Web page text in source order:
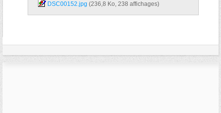
DSC00152.jpg‎ (236,8 Ko, 238 affichages)